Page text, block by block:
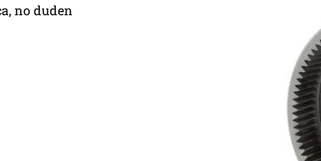
no duden